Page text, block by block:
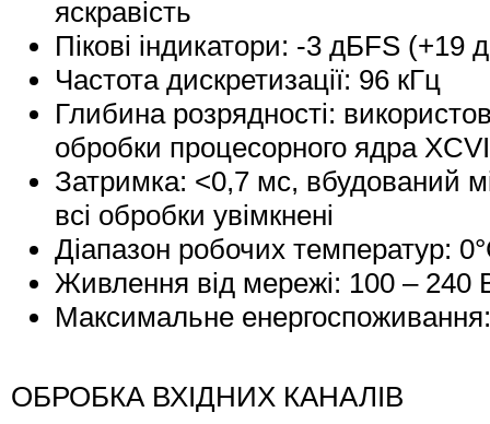
яскравість
Пікові індикатори: -3 дБFS (+19
Частота дискретизації: 96 кГц
Глибина розрядності:
обробки процесорного ядра
Затримка: <0,7 мс, вбудований
всі обробки увімкнені
Діапазон робочих температур:
Живлення від мережі: 100 – 240
Максимальне
ОБРОБКА ВХІДНИХ КАНАЛІВ